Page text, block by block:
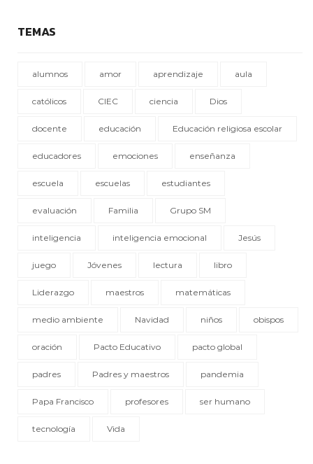
TEMAS
alumnos amor aprendizaje aula
católicos CIEC ciencia Dios
docente educación Educación religiosa escolar
educadores emociones enseñanza
escuela escuelas estudiantes
evaluación Familia Grupo SM
inteligencia inteligencia emocional Jesús
juego Jóvenes lectura libro
Liderazgo maestros matemáticas
medio ambiente Navidad niños obispos
oración Pacto Educativo pacto global
padres Padres y maestros pandemia
Papa Francisco profesores ser humano
tecnología Vida